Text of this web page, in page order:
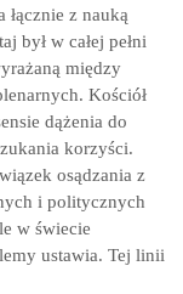
łącznie z nauką
był w całej pełni
między
Kościół
dążenia do
korzyści.
osądzania z
i politycznych
w świecie
ustawia. Tej linii